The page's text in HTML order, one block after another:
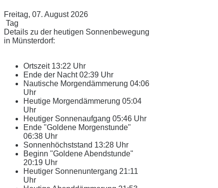
Freitag, 07. August 2026
Tag
Details zu der heutigen Sonnenbewegung
in Münsterdorf:
Ortszeit 13:22 Uhr
Ende der Nacht02:39 Uhr
Nautische Morgendämmerung 04:06
Uhr
Heutige Morgendämmerung 05:04
Uhr
Heutiger Sonnenaufgang 05:46 Uhr
Ende "Goldene Morgenstunde"
06:38 Uhr
Sonnenhöchststand 13:28 Uhr
Beginn "Goldene Abendstunde"
20:19 Uhr
Heutiger Sonnenuntergang 21:11
Uhr